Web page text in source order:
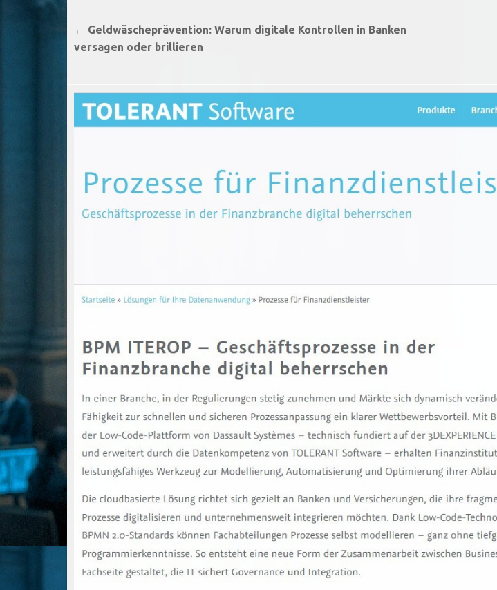
Beitragsnavigation
← Geldwäscheprävention: Warum digitale Kontrollen in Banken
versagen oder brillieren